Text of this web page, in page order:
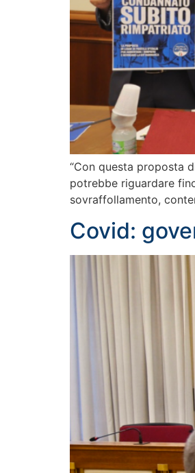
“Con questa proposta
potrebbe riguardare
sovraffollamento,
Covid: